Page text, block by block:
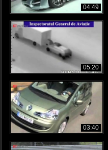
04:49
05:20
03:40